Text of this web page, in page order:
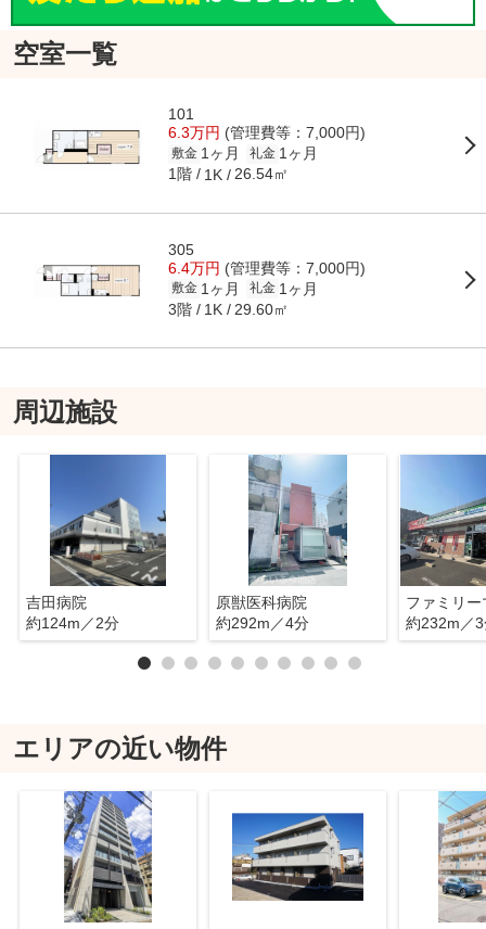
空室一覧
101
6.3万円 (管理費等：7,000円)
敷金 1ヶ月 礼金 1ヶ月
1階 1K 26.54㎡
305
6.4万円 (管理費等：7,000円)
敷金 1ヶ月 礼金 1ヶ月
3階 1K 29.60㎡
周辺施設
吉田病院
約124m／2分
原獣医科病院
約292m／4分
約232m／
エリアの近い物件